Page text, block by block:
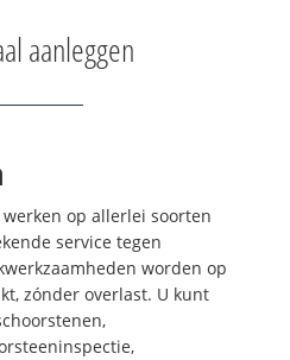
aanleggen
werken op allerlei soorten
service tegen
worden op
zónder overlast. U kunt